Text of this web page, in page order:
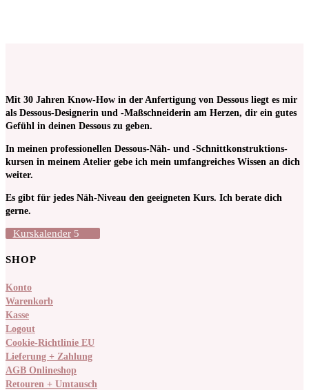
Mit 30 Jahren Know-How in der Anfertigung von Dessous liegt es mir
als Dessous-Designerin und -Maßschneiderin am Herzen, dir ein gutes
Gefühl in deinen Dessous zu geben.
In meinen pro­fessionellen Dessous-Näh- und -Schnitt­kon­struktions­
kursen in meinem Atelier gebe ich mein umfangreiches Wissen an dich
weiter.
Es gibt für jedes Näh-Niveau den geeigneten Kurs. Ich berate dich
gerne.
Kurskalender
SHOP
Konto
Warenkorb
Kasse
Logout
Cookie-Richtlinie EU
Lieferung + Zahlung
AGB Onlineshop
Retouren + Umtausch